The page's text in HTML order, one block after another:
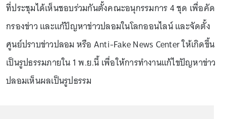
ที่ประชุมได้เห็นชอบร่วมกันตั้งคณะอนุกรรมการ 4 ชุด เพื่อคัด
กรองข่าว และแก้ปัญหาข่าวปลอมในโลกออนไลน์ และจัดตั้ง
ศูนย์ปราบข่าวปลอม หรือ Anti-Fake News Center ให้เกิดขึ้น
เป็นรูปธรรมภายใน 1 พ.ย.นี้ เพื่อให้การทำงานแก้ไขปัญหาข่าว
ปลอมเห็นผลเป็นรูปธรรม